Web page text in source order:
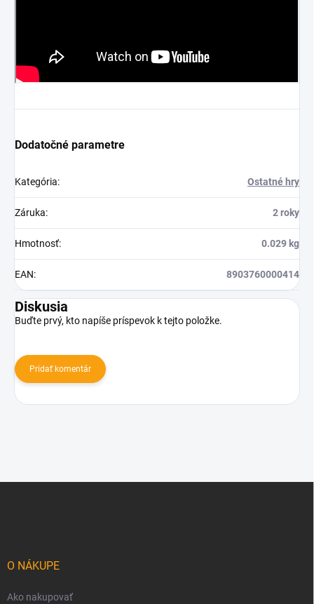
Dodatočné parametre
Kategória: Ostatné hry
Záruka: 2 roky
Hmotnosť: 0.029 kg
EAN: 8903760000414
Diskusia
Buďte prvý, kto napíše príspevok k tejto položke.
Pridať komentár
O NÁKUPE
Ako nakupovať